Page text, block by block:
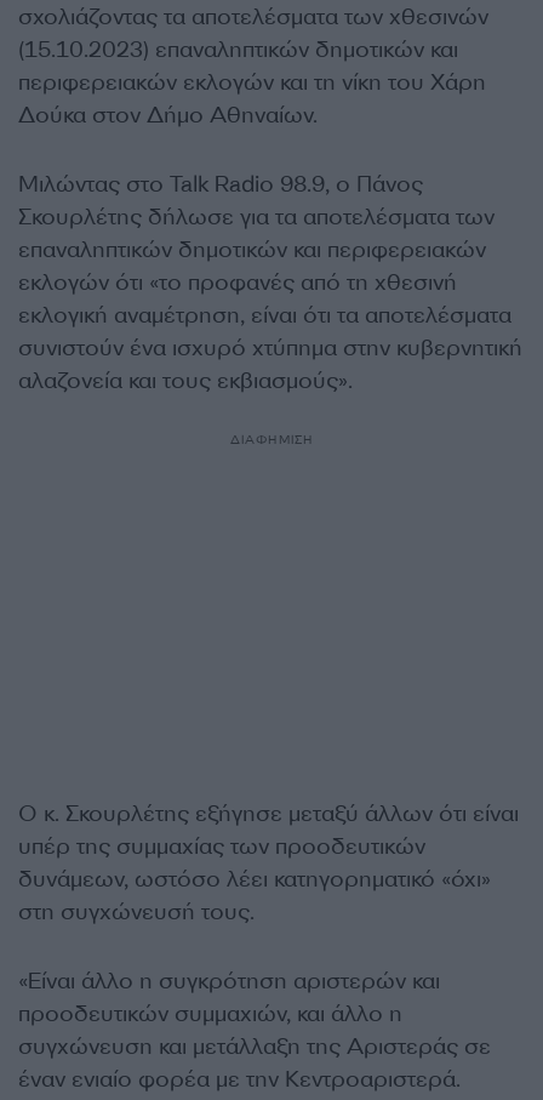
σχολιάζοντας τα αποτελέσματα των χθεσινών
(15.10.2023) επαναληπτικών δημοτικών και
περιφερειακών εκλογών και τη νίκη του Χάρη
Δούκα στον Δήμο Αθηναίων.
Μιλώντας στο Talk Radio 98.9, ο Πάνος
Σκουρλέτης δήλωσε για τα αποτελέσματα των
επαναληπτικών δημοτικών και περιφερειακών
εκλογών ότι «το προφανές από τη χθεσινή
εκλογική αναμέτρηση, είναι ότι τα αποτελέσματα
συνιστούν ένα ισχυρό χτύπημα στην κυβερνητική
αλαζονεία και τους εκβιασμούς».
ΔΙΑΦΗΜΙΣΗ
Ο κ. Σκουρλέτης εξήγησε μεταξύ άλλων ότι είναι
υπέρ της συμμαχίας των προοδευτικών
δυνάμεων, ωστόσο λέει κατηγορηματικό «όχι»
στη συγχώνευσή τους.
«Είναι άλλο η συγκρότηση αριστερών και
προοδευτικών συμμαχιών, και άλλο η
συγχώνευση και μετάλλαξη της Αριστεράς σε
έναν ενιαίο φορέα με την Κεντροαριστερά.